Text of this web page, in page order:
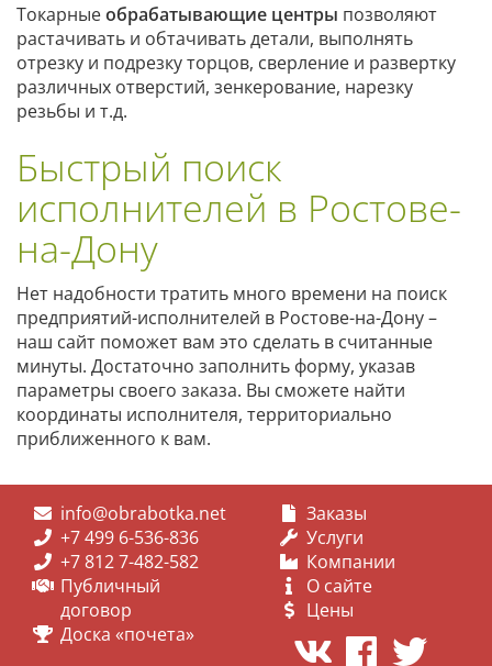
Токарныеобрабатывающие центры позволяют
растачивать и обтачивать детали, выполнять
отрезку и подрезку торцов, сверление и развертку
различных отверстий, зенкерование, нарезку
резьбы и т.д.
Быстрый поиск
исполнителей в Ростове-
на-Дону
Нет надобности тратить много времени на поиск
предприятий-исполнителей в Ростове-на-Дону –
наш сайт поможет вам это сделать в считанные
минуты. Достаточно заполнить форму, указав
параметры своего заказа. Вы сможете найти
координаты исполнителя, территориально
приближенного к вам.
info@obrabotka.net
+7 499 6-536-836
+7 812 7-482-582
Публичный
договор
Доска «почета»
Заказы
Услуги
Компании
О сайте
Цены